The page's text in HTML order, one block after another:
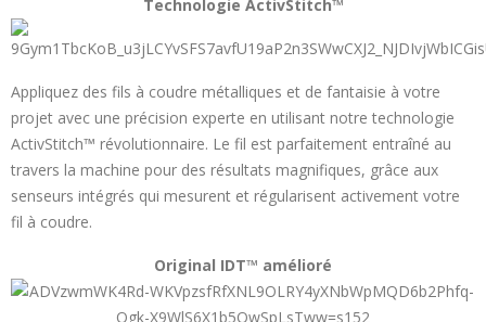
Technologie ActivStitch™
Appliquez des fils à coudre métalliques et de fantaisie à votre
projet avec une précision experte en utilisant notre technologie
ActivStitch™ révolutionnaire. Le fil est parfaitement entraîné au
travers la machine pour des résultats magnifiques, grâce aux
senseurs intégrés qui mesurent et régularisent activement votre
fil à coudre.
Original IDT™ amélioré